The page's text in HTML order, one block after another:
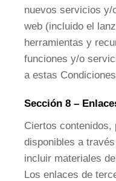
nuevos servicios y/
web (incluido el
herramientas y
funciones y/o
a estas
Sección 8 –
Ciertos
disponibles a
incluir materiales
Los enlaces de